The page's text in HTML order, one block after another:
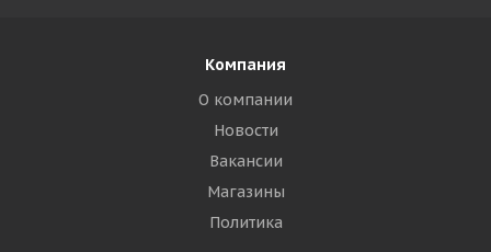
Компания
О компании
Новости
Вакансии
Магазины
Политика